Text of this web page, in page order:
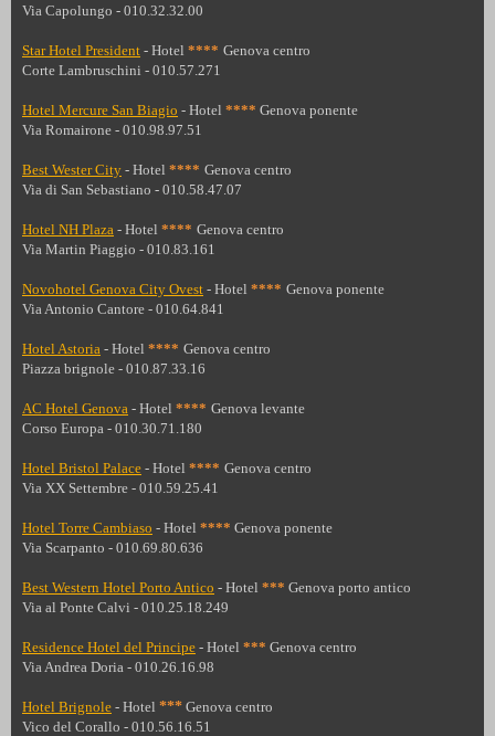
Via Capolungo - 010.32.32.00
Star Hotel President - Hotel **** Genova centro
Corte Lambruschini - 010.57.271
Hotel Mercure San Biagio - Hotel **** Genova ponente
Via Romairone - 010.98.97.51
Best Wester City - Hotel **** Genova centro
Via di San Sebastiano - 010.58.47.07
Hotel NH Plaza - Hotel **** Genova centro
Via Martin Piaggio - 010.83.161
Novohotel Genova City Ovest - Hotel **** Genova ponente
Via Antonio Cantore - 010.64.841
Hotel Astoria - Hotel **** Genova centro
Piazza brignole - 010.87.33.16
AC Hotel Genova - Hotel **** Genova levante
Corso Europa - 010.30.71.180
Hotel Bristol Palace - Hotel **** Genova centro
Via XX Settembre - 010.59.25.41
Hotel Torre Cambiaso - Hotel **** Genova ponente
Via Scarpanto - 010.69.80.636
Best Western Hotel Porto Antico - Hotel *** Genova porto antico
Via al Ponte Calvi - 010.25.18.249
Residence Hotel del Principe - Hotel *** Genova centro
Via Andrea Doria - 010.26.16.98
Hotel Brignole - Hotel *** Genova centro
Vico del Corallo - 010.56.16.51